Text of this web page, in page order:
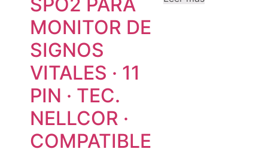
MONITOR DE
SIGNOS
VITALES · 11
PIN · TEC.
NELLCOR ·
COMPATIBLE